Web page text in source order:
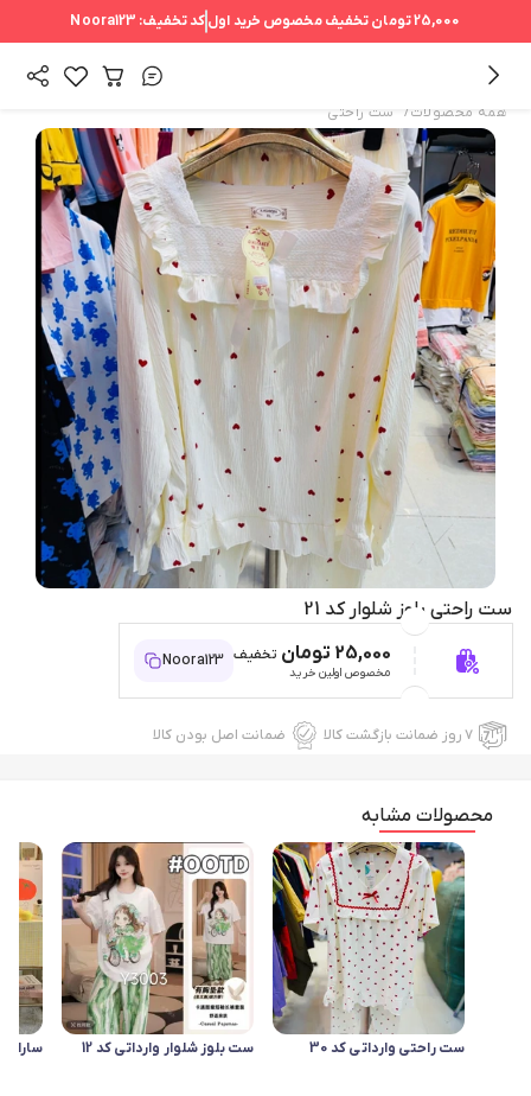
25,000 تومان تخفیف مخصوص خرید اولکد تخفیف: Noora123
همه محصولات/ ست راحتی
ست راحتی بلوز شلوار کد 21
25,000 تومان
تخفیف
مخصوص اولین خرید
Noora123
۷ روز ضمانت بازگشت کالا ضمانت اصل بودن کالا
محصولات مشابه
ست راحتی وارداتی کد 30 ست بلوز شلوار وارداتی کد 12